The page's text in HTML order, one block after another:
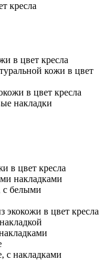
кресла
в цвет кресла
кожи в цвет
в цвет кресла
накладки
в цвет кресла
накладками
с белыми
экокожи в цвет кресла
с накладками